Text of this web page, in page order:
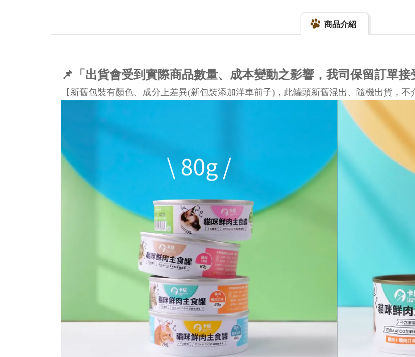
商品介紹
📌「出貨會受到實際商品數量、成本變動之影響，我司保留訂單接
【新舊包裝有顏色、成分上差異(新包裝添加洋車前子)，此罐頭新舊混出、隨機出貨，不